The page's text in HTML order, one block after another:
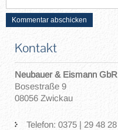
Kontakt
Neubauer & Eismann GbR
Bosestraße 9
08056 Zwickau
Telefon: 0375 | 29 48 28